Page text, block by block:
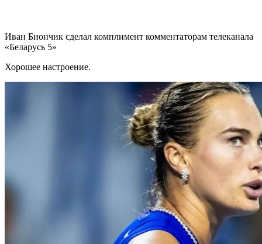
Иван Биончик сделал комплимент комментаторам телеканала
«Беларусь 5»
Хорошее настроение.